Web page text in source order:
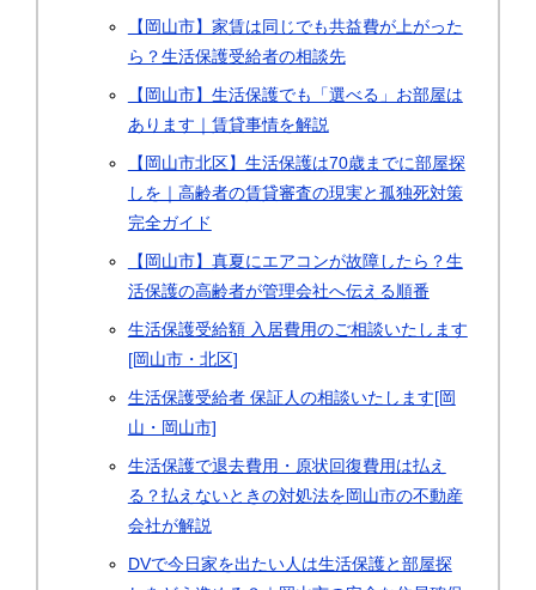
【岡山市】家賃は同じでも共益費が上がった
ら？生活保護受給者の相談先
【岡山市】生活保護でも「選べる」お部屋は
あります｜賃貸事情を解説
【岡山市北区】生活保護は70歳までに部屋探
しを｜高齢者の賃貸審査の現実と孤独死対策
完全ガイド
【岡山市】真夏にエアコンが故障したら？生
活保護の高齢者が管理会社へ伝える順番
生活保護受給額 入居費用のご相談いたします
[岡山市・北区]
生活保護受給者 保証人の相談いたします[岡
山・岡山市]
生活保護で退去費用・原状回復費用は払え
る？払えないときの対処法を岡山市の不動産
会社が解説
DVで今日家を出たい人は生活保護と部屋探